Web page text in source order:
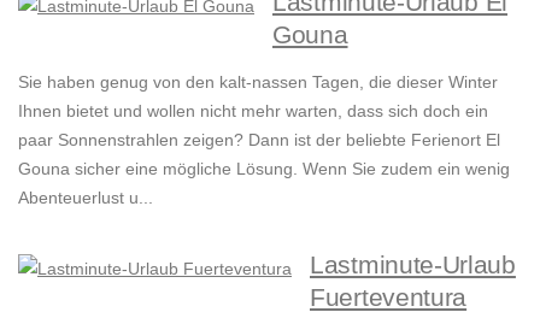
Gouna
Sie haben genug von den kalt-nassen Tagen, die dieser Winter
Ihnen bietet und wollen nicht mehr warten, dass sich doch ein
paar Sonnenstrahlen zeigen? Dann ist der beliebte Ferienort El
Gouna sicher eine mögliche Lösung. Wenn Sie zudem ein wenig
Abenteuerlust u...
Lastminute-Urlaub
Fuerteventura